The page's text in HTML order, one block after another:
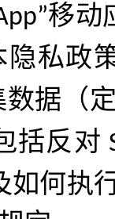
移动
隐私政
数据 （
括反对
如何执